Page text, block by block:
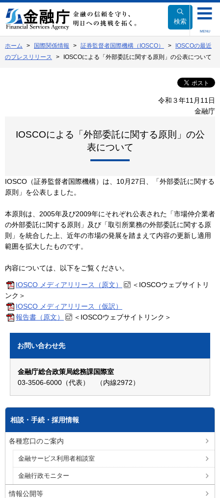
文
へ
動
検索
MENU
ホーム 国際関係情報 証券監督者国際機構（IOSCO）
IOSCOの最近
のプレスリリース
IOSCOによる「外部委託に関する原則」の公表について
令和３年11月11日
金融庁
IOSCOによる「外部委託に関する原則」の公
表について
IOSCO（証券監督者国際機構）は、10月27日、「外部委託に関する
原則」を公表しました。
本原則は、2005年及び2009年にそれぞれ公表された「市場仲介業者
の外部委託に関する原則」及び「取引所業務の外部委託に関する原
則」を統合した上、近年の市場の発展を踏まえて内容の更新し適用
範囲を拡大したものです。
内容については、以下をご覧ください。
IOSCO メディアリリース（原文）
＜IOSCOウェブサイトリ
ンク＞
IOSCO メディアリリース（仮訳）
報告書（原文）
＜IOSCOウェブサイトリンク＞
お問い合わせ先
金融庁総合政策局総務課国際室
03-3506-6000（代表） （内線2972）
相談・手続・採用情報
各種窓口のご案内
金融サービス利用者相談室
金融行政モニター
情報公開等